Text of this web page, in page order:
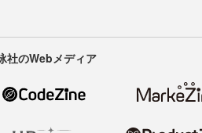
社のWebメディア